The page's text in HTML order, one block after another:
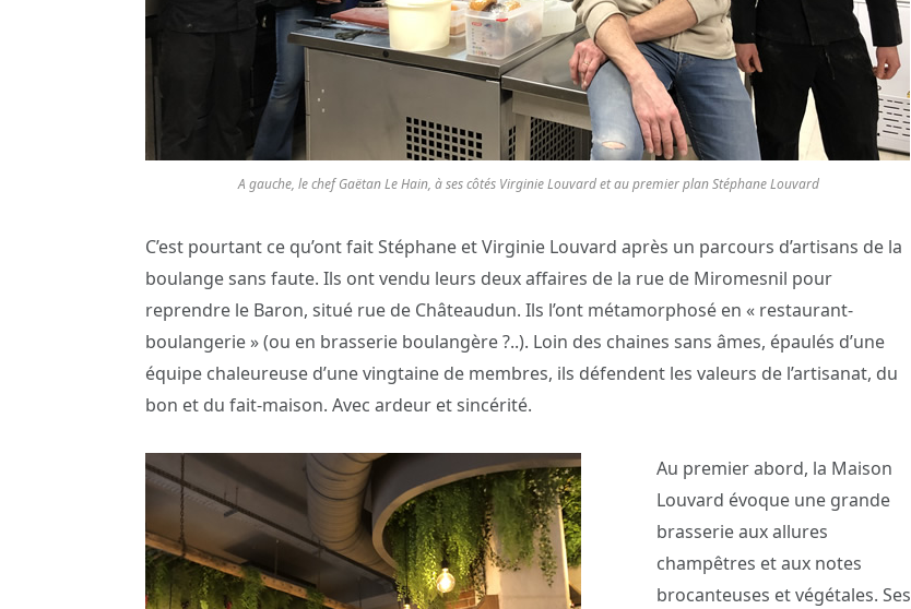
A gauche, le chef Gaëtan Le Hain, à ses côtés Virginie Louvard et au premier plan Stéphane Louvard
C’est pourtant ce qu’ont fait Stéphane et Virginie Louvard après un parcours d’artisans de la
boulange sans faute. Ils ont vendu leurs deux affaires de la rue de Miromesnil pour
reprendre le Baron, situé rue de Châteaudun. Ils l’ont métamorphosé en « restaurant-
boulangerie » (ou en brasserie boulangère ?..). Loin des chaines sans âmes, épaulés d’une
équipe chaleureuse d’une vingtaine de membres, ils défendent les valeurs de l’artisanat, du
bon et du fait-maison. Avec ardeur et sincérité.
Au premier abord, la Maison
Louvard évoque une grande
brasserie aux allures
champêtres et aux notes
brocanteuses et végétales. Ses